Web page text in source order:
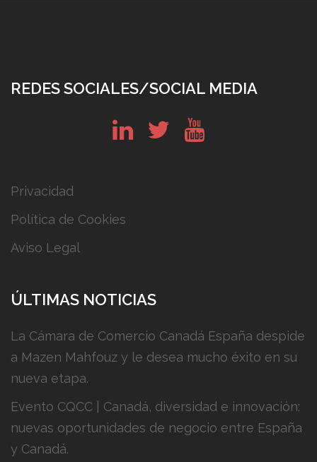
REDES SOCIALES/SOCIAL MEDIA
Privacidad
Política de Cookies
Aviso Legal
ÚLTIMAS NOTICIAS
La Cámara de Comercio Canadá España despide
a Mazen Mahfouz y le desea mucho éxito en su
nueva etapa.
Evento CQCC | Canadá, diversidad e innovación:
nuevas oportunidades de negocio entre España
y Canadá.